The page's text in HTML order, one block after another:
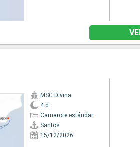
MSC Divina
4 d
Camarote estándar
Santos
15/12/2026